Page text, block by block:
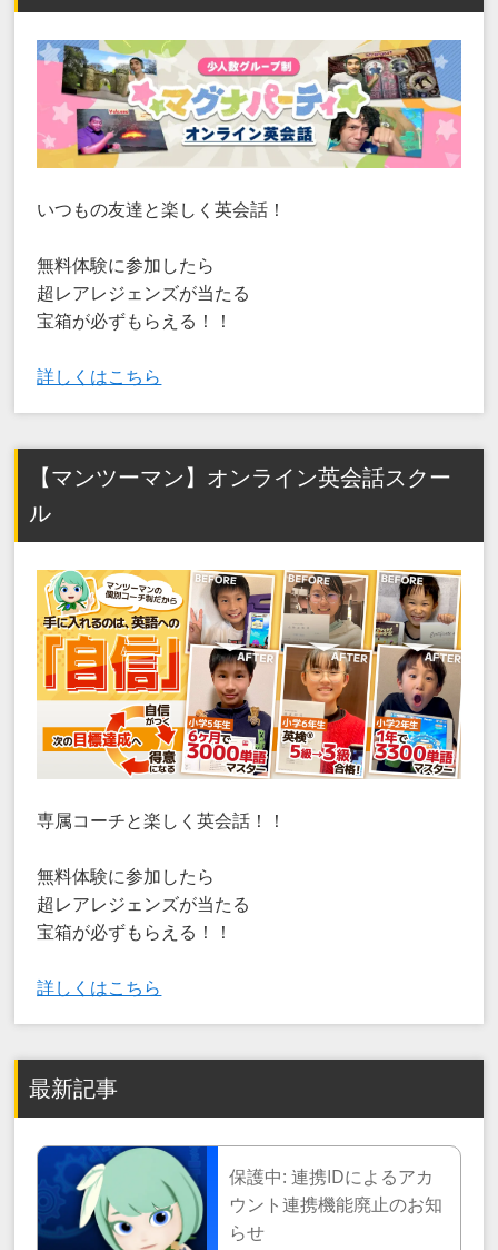
いつもの友達と楽しく英会話！
無料体験に参加したら
超レアレジェンズが当たる
宝箱が必ずもらえる！！
詳しくはこちら
【マンツーマン】オンライン英会話スクー
ル
専属コーチと楽しく英会話！！
無料体験に参加したら
超レアレジェンズが当たる
宝箱が必ずもらえる！！
詳しくはこちら
最新記事
保護中: 連携IDによるアカ
ウント連携機能廃止のお知
らせ